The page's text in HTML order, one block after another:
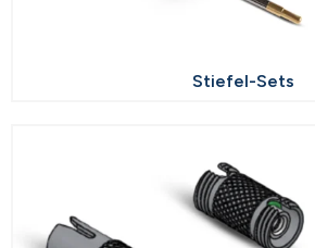
Stiefel-Sets